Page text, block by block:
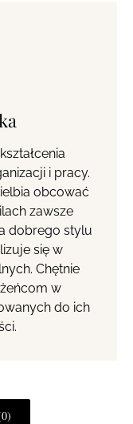
i pracy.
obcować
zawsze
dobrego stylu
się w
Chętnie
w
do ich